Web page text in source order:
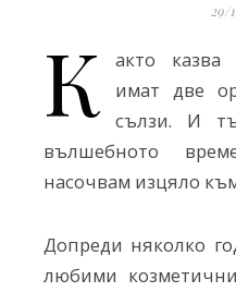
29/
К
акто
имат две
сълзи. И
вълшебното
насочвам изцяло
Допреди няколко
любими